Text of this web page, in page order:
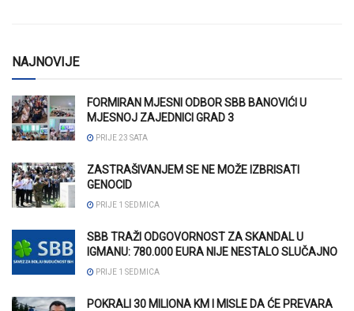
NAJNOVIJE
FORMIRAN MJESNI ODBOR SBB BANOVIĆI U
MJESNOJ ZAJEDNICI GRAD 3
PRIJE 23 SATA
ZASTRAŠIVANJEM SE NE MOŽE IZBRISATI
GENOCID
PRIJE 1 SEDMICA
SBB TRAŽI ODGOVORNOST ZA SKANDAL U
IGMANU: 780.000 EURA NIJE NESTALO SLUČAJNO
PRIJE 1 SEDMICA
POKRALI 30 MILIONA KM I MISLE DA ĆE PREVARA